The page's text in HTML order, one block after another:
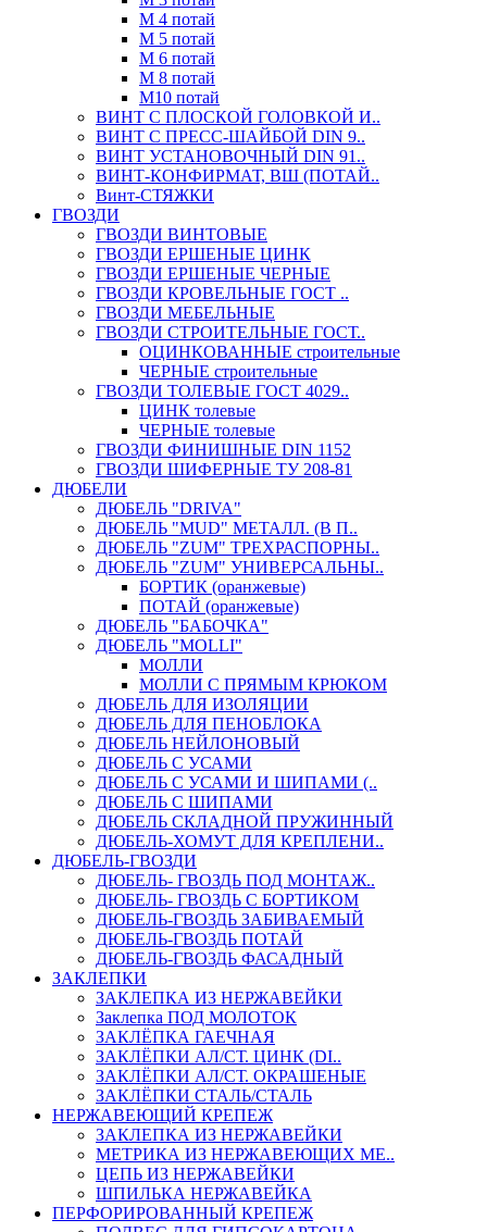
М 4 потай
М 5 потай
М 6 потай
М 8 потай
М10 потай
ВИНТ С ПЛОСКОЙ ГОЛОВКОЙ И..
ВИНТ С ПРЕСС-ШАЙБОЙ DIN 9..
ВИНТ УСТАНОВОЧНЫЙ DIN 91..
ВИНТ-КОНФИРМАТ, ВШ (ПОТАЙ..
Винт-СТЯЖКИ
ГВОЗДИ
ГВОЗДИ ВИНТОВЫЕ
ГВОЗДИ ЕРШЕНЫЕ ЦИНК
ГВОЗДИ ЕРШЕНЫЕ ЧЕРНЫЕ
ГВОЗДИ КРОВЕЛЬНЫЕ ГОСТ ..
ГВОЗДИ МЕБЕЛЬНЫЕ
ГВОЗДИ СТРОИТЕЛЬНЫЕ ГОСТ..
ОЦИНКОВАННЫЕ строительные
ЧЕРНЫЕ строительные
ГВОЗДИ ТОЛЕВЫЕ ГОСТ 4029..
ЦИНК толевые
ЧЕРНЫЕ толевые
ГВОЗДИ ФИНИШНЫЕ DIN 1152
ГВОЗДИ ШИФЕРНЫЕ ТУ 208-81
ДЮБЕЛИ
ДЮБЕЛЬ "DRIVA"
ДЮБЕЛЬ "MUD" МЕТАЛЛ. (В П..
ДЮБЕЛЬ "ZUM" ТРЕХРАСПОРНЫ..
ДЮБЕЛЬ "ZUM" УНИВЕРСАЛЬНЫ..
БОРТИК (оранжевые)
ПОТАЙ (оранжевые)
ДЮБЕЛЬ "БАБОЧКА"
ДЮБЕЛЬ "МOLLI"
МОЛЛИ
МОЛЛИ С ПРЯМЫМ КРЮКОМ
ДЮБЕЛЬ ДЛЯ ИЗОЛЯЦИИ
ДЮБЕЛЬ ДЛЯ ПЕНОБЛОКА
ДЮБЕЛЬ НЕЙЛОНОВЫЙ
ДЮБЕЛЬ С УСАМИ
ДЮБЕЛЬ С УСАМИ И ШИПАМИ (..
ДЮБЕЛЬ С ШИПАМИ
ДЮБЕЛЬ СКЛАДНОЙ ПРУЖИННЫЙ
ДЮБЕЛЬ-ХОМУТ ДЛЯ КРЕПЛЕНИ..
ДЮБЕЛЬ-ГВОЗДИ
ДЮБЕЛЬ- ГВОЗДЬ ПОД МОНТАЖ..
ДЮБЕЛЬ- ГВОЗДЬ С БОРТИКОМ
ДЮБЕЛЬ-ГВОЗДЬ ЗАБИВАЕМЫЙ
ДЮБЕЛЬ-ГВОЗДЬ ПОТАЙ
ДЮБЕЛЬ-ГВОЗДЬ ФАСАДНЫЙ
ЗАКЛЕПКИ
ЗАКЛЕПКА ИЗ НЕРЖАВЕЙКИ
Заклепка ПОД МОЛОТОК
ЗАКЛЁПКА ГАЕЧНАЯ
ЗАКЛЁПКИ АЛ/СТ. ЦИНК (DI..
ЗАКЛЁПКИ АЛ/СТ. ОКРАШЕНЫЕ
ЗАКЛЁПКИ СТАЛЬ/СТАЛЬ
НЕРЖАВЕЮЩИЙ КРЕПЕЖ
ЗАКЛЕПКА ИЗ НЕРЖАВЕЙКИ
МЕТРИКА ИЗ НЕРЖАВЕЮЩИХ МЕ..
ЦЕПЬ ИЗ НЕРЖАВЕЙКИ
ШПИЛЬКА НЕРЖАВЕЙКА
ПЕРФОРИРОВАННЫЙ КРЕПЕЖ